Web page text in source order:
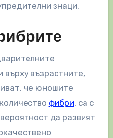
знаци.
върху възрастните,
че юношите
фибри, са с
да развият